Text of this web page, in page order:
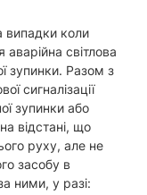
випадки коли
світлова
зупинки. Разом з
сигналізації
зупинки або
відстані, що
руху, але не
засобу в
ними, у разі: